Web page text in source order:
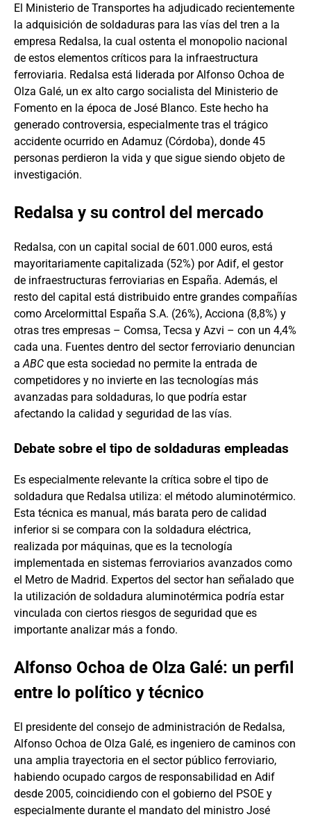
El Ministerio de Transportes ha adjudicado recientemente
la adquisición de soldaduras para las vías del tren a la
empresa Redalsa, la cual ostenta el monopolio nacional
de estos elementos críticos para la infraestructura
ferroviaria. Redalsa está liderada por Alfonso Ochoa de
Olza Galé, un ex alto cargo socialista del Ministerio de
Fomento en la época de José Blanco. Este hecho ha
generado controversia, especialmente tras el trágico
accidente ocurrido en Adamuz (Córdoba), donde 45
personas perdieron la vida y que sigue siendo objeto de
investigación.
Redalsa y su control del mercado
Redalsa, con un capital social de 601.000 euros, está
mayoritariamente capitalizada (52%) por Adif, el gestor
de infraestructuras ferroviarias en España. Además, el
resto del capital está distribuido entre grandes compañías
como Arcelormittal España S.A. (26%), Acciona (8,8%) y
otras tres empresas – Comsa, Tecsa y Azvi – con un 4,4%
cada una. Fuentes dentro del sector ferroviario denuncian
aABC que esta sociedad no permite la entrada de
competidores y no invierte en las tecnologías más
avanzadas para soldaduras, lo que podría estar
afectando la calidad y seguridad de las vías.
Debate sobre el tipo de soldaduras empleadas
Es especialmente relevante la crítica sobre el tipo de
soldadura que Redalsa utiliza: el método aluminotérmico.
Esta técnica es manual, más barata pero de calidad
inferior si se compara con la soldadura eléctrica,
realizada por máquinas, que es la tecnología
implementada en sistemas ferroviarios avanzados como
el Metro de Madrid. Expertos del sector han señalado que
la utilización de soldadura aluminotérmica podría estar
vinculada con ciertos riesgos de seguridad que es
importante analizar más a fondo.
Alfonso Ochoa de Olza Galé: un perfil
entre lo político y técnico
El presidente del consejo de administración de Redalsa,
Alfonso Ochoa de Olza Galé, es ingeniero de caminos con
una amplia trayectoria en el sector público ferroviario,
habiendo ocupado cargos de responsabilidad en Adif
desde 2005, coincidiendo con el gobierno del PSOE y
especialmente durante el mandato del ministro José